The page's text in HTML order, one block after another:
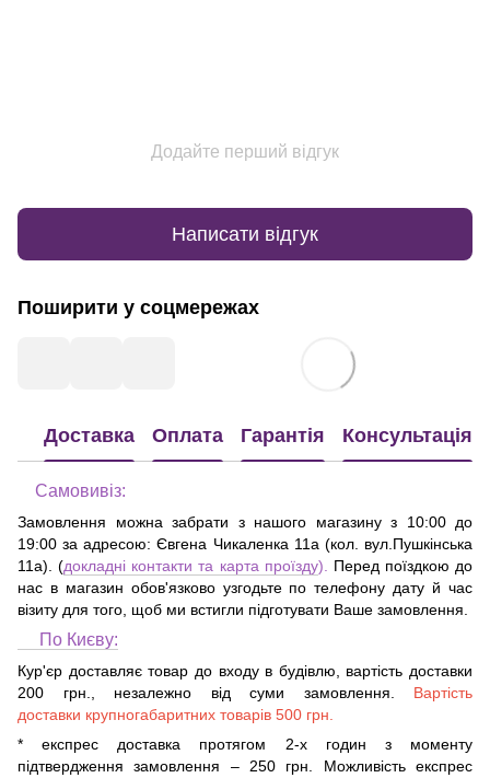
Додайте перший відгук
Написати відгук
Поширити у соцмережах
Доставка Оплата Гарантія Консультація
Самовивіз:
Замовлення можна забрати з нашого магазину з 10:00 до
19:00 за адресою:Євгена Чикаленка 11а (кол. вул.Пушкінська
11а) . (докладні контакти та карта проїзду). Перед поїздкою до
нас в магазин обов'язково узгодьте по телефону дату й час
візиту для того, щоб ми встигли підготувати Ваше замовлення.
По Києву:
Кур'єр доставляє товар до входу в будівлю, вартість доставки
200 грн., незалежно від суми замовлення. Вартість
доставки крупногабаритних товарів 500 грн.
* експрес доставка протягом 2-х годин з моменту
підтвердження замовлення – 250 грн. Можливість експрес